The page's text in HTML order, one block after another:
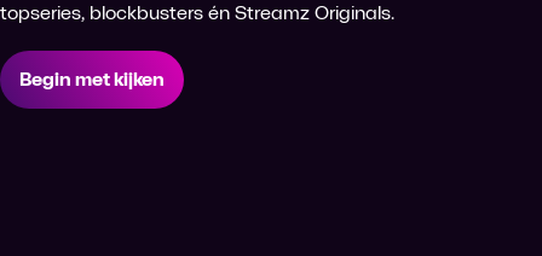
topseries, blockbusters én Streamz Originals.
Begin met kijken